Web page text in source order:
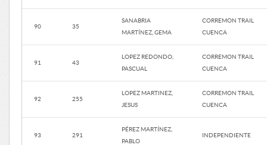
90 35
SANABRIA
MARTÍNEZ, GEMA
CORREMON TRAIL
CUENCA
91 43
LOPEZ REDONDO,
PASCUAL
CORREMON TRAIL
CUENCA
92 255
LOPEZ MARTINEZ,
JESUS
CORREMON TRAIL
CUENCA
93 291
PÉREZ MARTÍNEZ,
PABLO
INDEPENDIENTE